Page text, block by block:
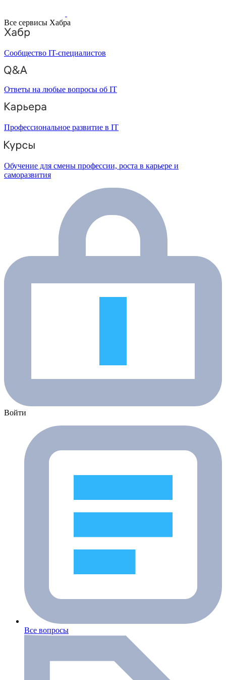
Все сервисы Хабра
Сообщество IT-специалистов
Ответы на любые вопросы об IT
Профессиональное развитие в IT
Обучение для смены профессии, роста в карьере и
саморазвития
Войти
Все вопросы